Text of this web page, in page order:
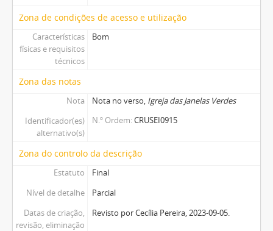
Zona de condições de acesso e utilização
Características
físicas e requisitos
técnicos
Bom
Zona das notas
Nota Nota no verso, Igreja das Janelas Verdes
Identificador(es)
alternativo(s)
N.º Ordem CRUSEI0915
Zona do controlo da descrição
Estatuto
Final
Nível de detalhe
Parcial
Datas de criação,
revisão, eliminação
Revisto por Cecília Pereira, 2023-09-05.